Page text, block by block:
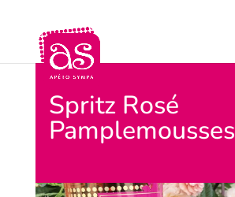
Spritz Rosé
Pamplemousses